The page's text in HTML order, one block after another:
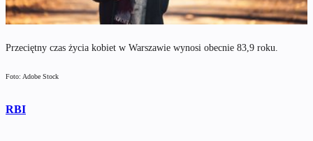
Przeciętny czas życia kobiet w Warszawie wynosi obecnie 83,9 roku.
Foto: Adobe Stock
RBI